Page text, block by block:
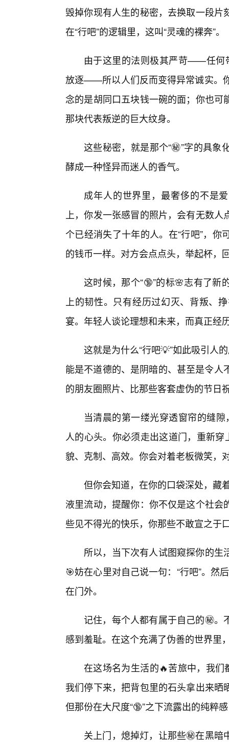
毁掉你现有人生的秘密，去换取一段
在“行吧”的逻辑里，这叫“灵魂的裸奔”。
由于这里的法则极其严苛——任何
放逐——所以人们反而变得异常诚实。
念的是胡同口五块钱一碗的面；你也
那块代表叛逆的巨大纹身。
这些秘密，就是那个“㊙️”字的具
酵成一种怪异而迷人的香气。
成年人的世界里，最奢侈的不是
上，你发一张感冒的照片，会有无数
个已经消失了十年的人。在“行吧”，
的钱币一样。对方会点点头，举起杯，
这时候，那个“🔞”的标🌸志有了
上的韧性。只有经历过幻灭、背叛、
宴。年轻人谈论理想和未来，而真正经
这就是为什么“行吧💡”如此吸引人
能是不道德的、是阴暗的、甚至是令
的朋友圈照片、比那些客套虚伪的节日
当清晨的第一缕光穿透窗帘的缝
人的心头。你必须走出这道门，重新
貌、克制、高效。你会对着老板微笑，
但你会知道，在你的口袋深处，藏
液里流动，提醒你：你不仅是这个社
些见不得光的快乐，你那些不敢宣之于
所以，当下次有人试图窥探你的
🎯妨在心里对自己说一句：“行吧”。然
在门外。
记住，每个人都有属于自己的㊙️。
感到羞耻。在这个充满了伪善的世界里
在这场名为生活的🔥苦旅中，我们
我们停下来，把背包里的石头拿出来
但那份在大尺度“🔞”之下流露出的纯粹
关上门，熄掉灯，让那些㊙️在黑